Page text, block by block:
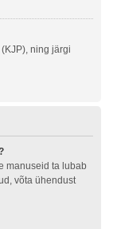
ning järgi
manuseid ta lubab
võta ühendust